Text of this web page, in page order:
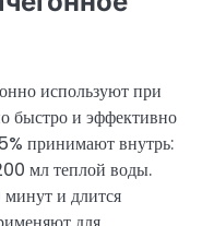
используют при
быстро и эффективно
принимают внутрь:
мл теплой воды.
минут и длится